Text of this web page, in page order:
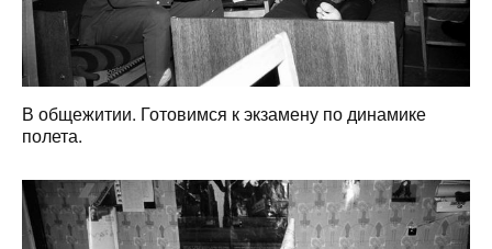
В общежитии. Готовимся к экзамену по динамике
полета.